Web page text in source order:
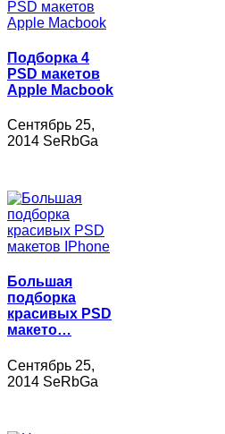
Подборка 4
PSD макетов
Apple Macbook
Сентябрь 25,
2014 SeRbGa
Большая
подборка
красивых PSD
макето…
Сентябрь 25,
2014 SeRbGa